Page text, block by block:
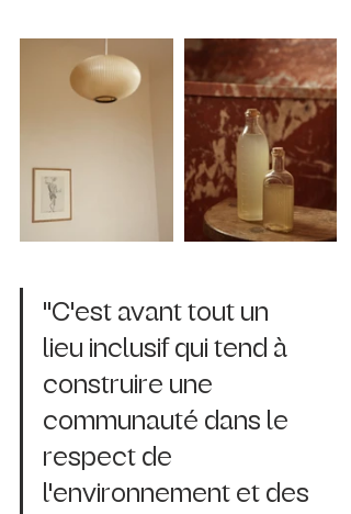
"C'est avant tout un
lieu inclusif qui tend à
construire une
communauté dans le
respect de
l'environnement et des